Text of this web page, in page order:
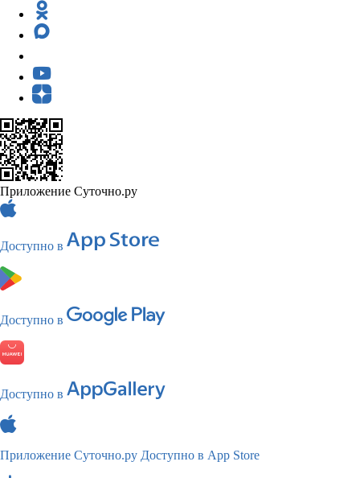
Приложение Суточно.ру
Доступно в
Доступно в
Доступно в
Приложение Суточно.ру Доступно в App Store